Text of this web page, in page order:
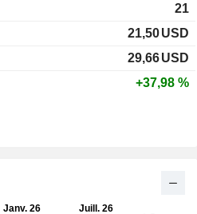
21
21,50USD
29,66USD
+37,98 %